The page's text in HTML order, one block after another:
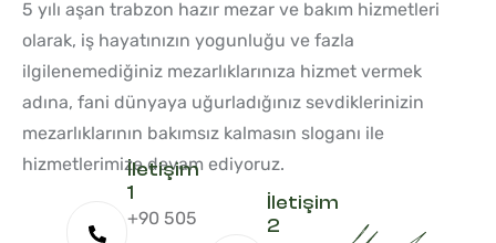
5 yılı aşan trabzon hazır mezar ve bakım hizmetleri
olarak, iş hayatınızın yogunluğu ve fazla
ilgilenemediğiniz mezarlıklarınıza hizmet vermek
adına, fani dünyaya uğurladığınız sevdiklerinizin
mezarlıklarının bakımsız kalmasın sloganı ile
hizmetlerimize devam ediyoruz.
İletişim
1
+90 505
İletişim
2